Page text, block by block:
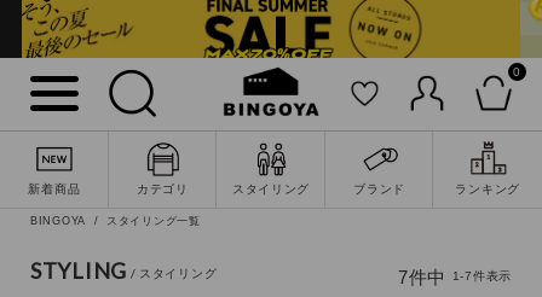
0
新着商品 カテゴリ スタイリング ブランド ランキング
BINGOYA スタイリング一覧
STYLING 7件中 1-7件表示